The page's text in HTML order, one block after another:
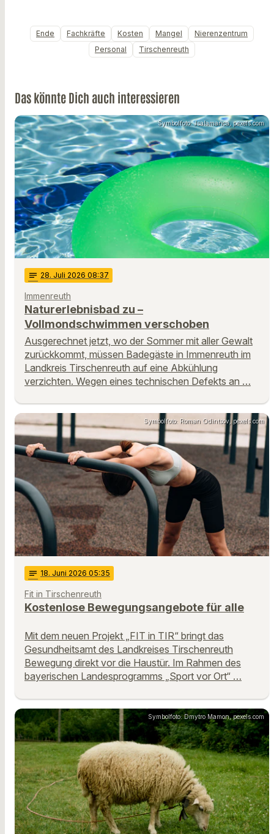
Ende Fachkräfte Kosten Mangel
Nierenzentrum
Personal
Tirschenreuth
Das könnte Dich auch interessieren
Symbolfoto: Jsalamanca, pexels.com
notes 28. Juli 2026 08:37
Immenreuth
Naturerlebnisbad zu –
Vollmondschwimmen verschoben
Ausgerechnet jetzt, wo der Sommer mit aller Gewalt
zurückkommt, müssen Badegäste in Immenreuth im
Landkreis Tirschenreuth auf eine Abkühlung
verzichten. Wegen eines technischen Defekts an …
Symbolfoto: Roman Odintsov, pexels.com
notes 18. Juni 2026 05:35
Fit in Tirschenreuth
Kostenlose Bewegungsangebote für alle
Mit dem neuen Projekt „FIT in TIR“ bringt das
Gesundheitsamt des Landkreises Tirschenreuth
Bewegung direkt vor die Haustür. Im Rahmen des
bayerischen Landesprogramms „Sport vor Ort“ …
Symbolfoto: Dmytro Mamon, pexels.com